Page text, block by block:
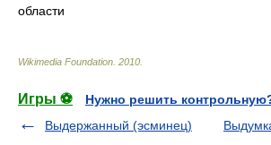
области
Wikimedia Foundation 2010
Игры ⚽
Нужно решить
Выдержанный (эсминец)